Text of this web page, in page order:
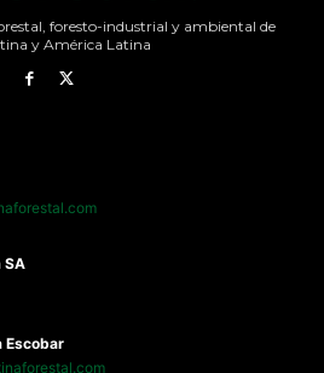
foresto-industrial y ambiental de
y América Latina
SA
Escobar